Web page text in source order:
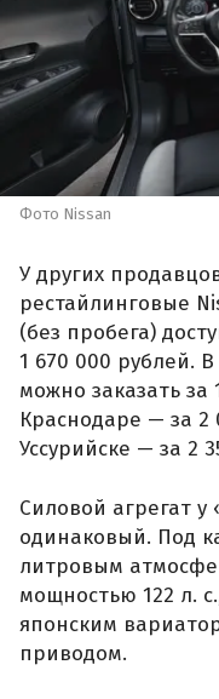
Фото Nissan
У других
рестайлинговые
(без пробега)
1 670 000 рублей.
можно заказать за
Краснодаре — за 2
Уссурийске — за 2
Силовой агрегат у
одинаковый. Под
литровым
мощностью 122 л.
японским
приводом.